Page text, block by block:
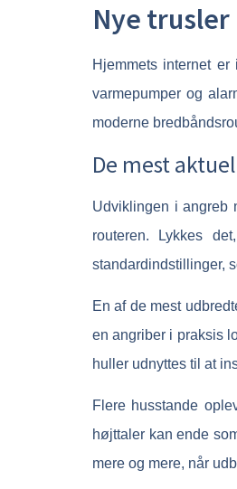
Nye
Hjemmets internet
varmepumper og
moderne
De mest
Udviklingen i angreb
routeren. Lykkes
standardindstillinger,
En af de mest
en angriber i praksis
huller udnyttes til at
Flere husstande
højttaler kan ende
mere og mere, når